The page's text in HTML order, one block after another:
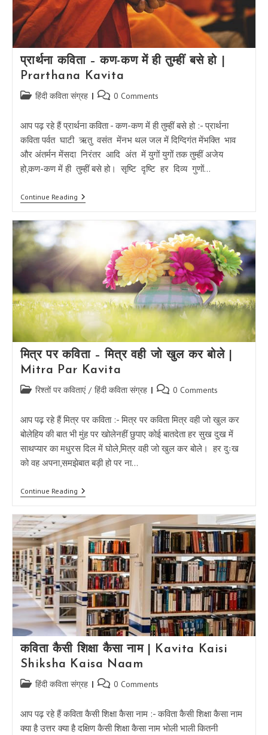
प्रार्थना कविता – कण-कण में ही तुम्हीं बसे हो |
Prarthana Kavita
Post हिंदी कविता संग्रह
Post 0 Comments
आप पढ़ रहे हैं प्रार्थना कविता - कण-कण में ही तुम्हीं बसे हो :- प्रार्थना
कविता पर्वत घाटी ऋतु वसंत मेंनभ थल जल में दिग्दिगंत मेंभक्ति भाव
और अंतर्मन मेंसदा निरंतर आदि अंत में युगों युगों तक तुम्हीं अजेय
हो,कण-कण में ही तुम्हीं बसे हो। सृष्टि दृष्टि हर दिव्य गुणों…
Continue Readingप्रार्थना
कविता
कण-
ही
तुम्हीं
बसे
हो
|
Prarthana
Kavita
मित्र पर कविता – मित्र वही जो खुल कर बोले |
Mitra Par Kavita
Post रिश्तों पर कविताएं / हिंदी कविता संग्रह
Post 0 Comments
आप पढ़ रहे हैं मित्र पर कविता :- मित्र पर कविता मित्र वही जो खुल कर
बोलेहिय की बात भी मुंह पर खोलेनहीं छुपाए कोई बातदेता हर सुख दुख में
साथप्यार का मधुरस दिल में घोले,मित्र वही जो खुल कर बोले। हर दुःख
को वह अपना,समझेबात बड़ी हो पर ना…
Continue Readingमित्र
पर
–
मित्र
वही
जो
खुल
कर
बोले
|
Mitra
Par
Kavita
कविता कैसी शिक्षा कैसा नाम | Kavita Kaisi
Shiksha Kaisa Naam
Post हिंदी कविता संग्रह
Post 0 Comments
आप पढ़ रहे हैं कविता कैसी शिक्षा कैसा नाम :- कविता कैसी शिक्षा कैसा नाम
क्या है उत्तर क्या है दक्षिण कैसी शिक्षा कैसा नाम भोली भाली कितनी